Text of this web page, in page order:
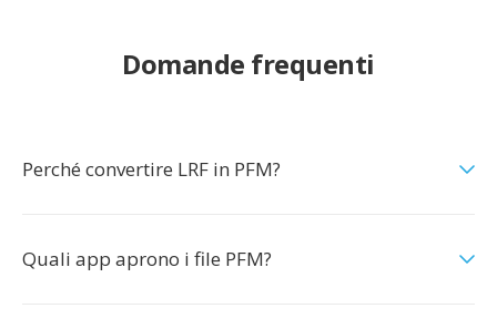
Domande frequenti
Perché convertire LRF in PFM?
Quali app aprono i file PFM?